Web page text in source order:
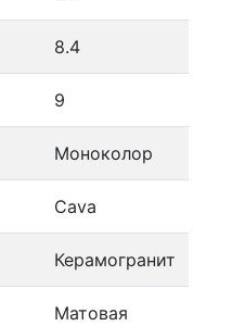
8.4
9
Моноколор
Cava
Керамогранит
Матовая